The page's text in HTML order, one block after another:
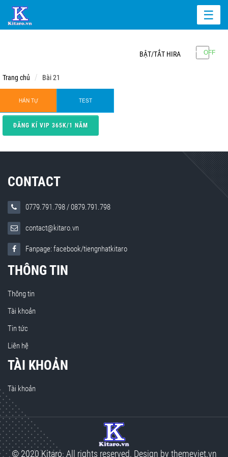
☰
BẬT/TẮT HIRA
Trang chủ Bài 21
HÁN TỰ TEST
ĐĂNG KÍ VIP 365K/1 NĂM
CONTACT
0779.791.798/0879.791.798
contact@kitaro.vn
Fanpage: facebook/tiengnhatkitaro
THÔNG TIN
Thông tin
Tài khoản
Tin tức
Liên hệ
TÀI KHOẢN
Tài khoản
© 2020 Kitaro. All rights reserved. Design by themeviet.vn